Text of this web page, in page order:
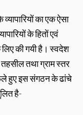
का एक ऐसा
के हितों एवं
की गयी है। स्वदेश
तथा ग्राम स्तर
हुए इस संगठन के ढांचे
है-